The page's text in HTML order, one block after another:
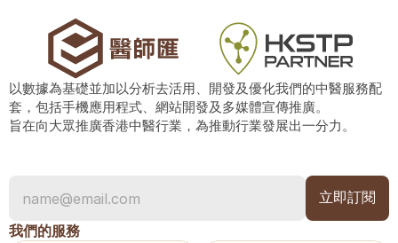
以數據為基礎並加以分析去活用、開發及優化我們的中醫服務配
套，包括手機應用程式、網站開發及多媒體宣傳推廣。
旨在向大眾推廣香港中醫行業，為推動行業發展出一分力。
我們的服務